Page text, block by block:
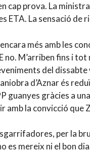
cap prova. La
ETA. La sensació de
més amb les
no. M’arriben fins i
del
d’Aznar és
guanyes gràcies a
amb la convicció que
per la
es mereix ni el bon